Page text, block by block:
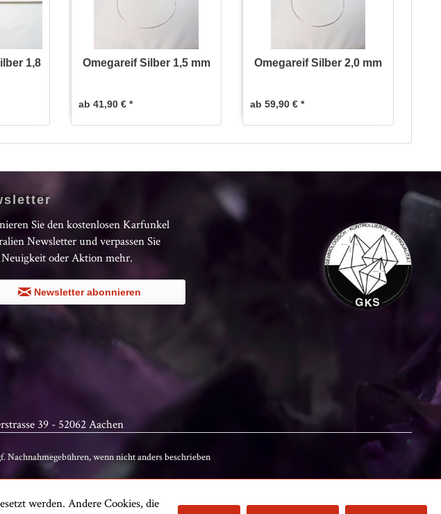
1,8
Omegareif Silber 1,5 mm
ab 41,90 € *
Omegareif Silber 2,0 mm
ab 59,90 € *
Sie den kostenlosen Karfunkel
Newsletter und verpassen Sie
oder Aktion mehr.
Newsletter abonnieren
39 - 52062 Aachen
Nachnahmegebühren, wenn nicht anders beschrieben
werden. Andere Cookies, die
Kundenbewertungen